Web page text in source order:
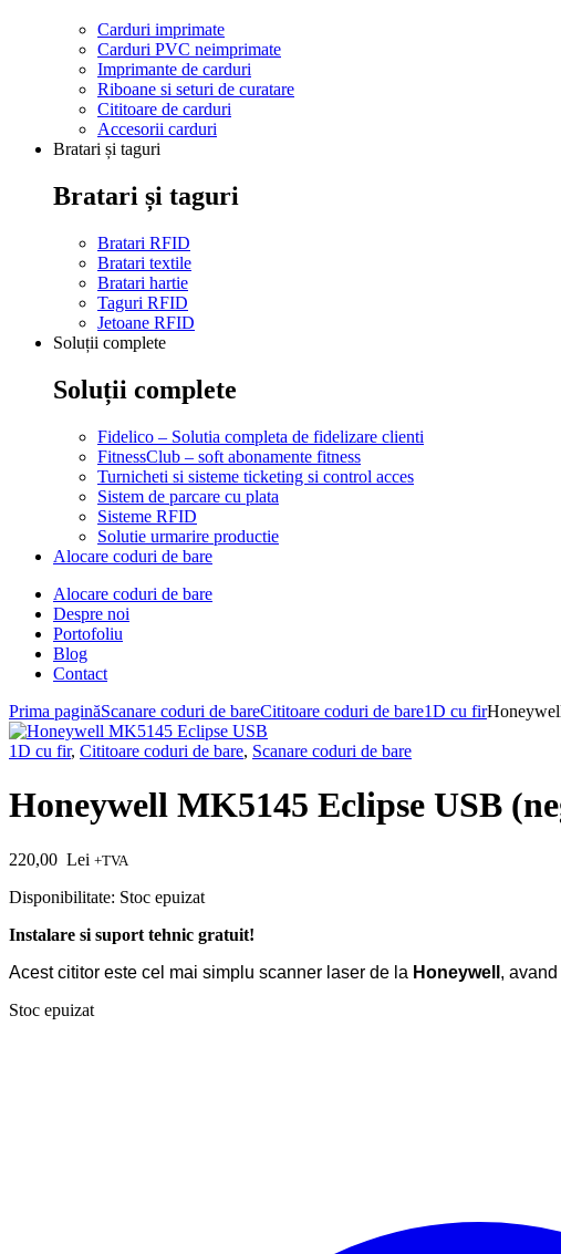
Carduri imprimate
Carduri PVC neimprimate
Imprimante de carduri
Riboane si seturi de curatare
Cititoare de carduri
Accesorii carduri
Bratari și taguri
Bratari și taguri
Bratari RFID
Bratari textile
Bratari hartie
Taguri RFID
Jetoane RFID
Soluții complete
Soluții complete
Fidelico – Solutia completa de fidelizare clienti
FitnessClub – soft abonamente fitness
Turnicheti si sisteme ticketing si control acces
Sistem de parcare cu plata
Sisteme RFID
Solutie urmarire productie
Alocare coduri de bare
Alocare coduri de bare
Despre noi
Portofoliu
Blog
Contact
Prima paginăScanare coduri de bareCititoare coduri de bare1D cu fir
1D cu fir, Cititoare coduri de bare, Scanare coduri de bare
Honeywell MK5145 Eclipse USB
220,00 Lei +TVA
Disponibilitate: Stoc epuizat
Instalare si suport tehnic gratuit!
Acest cititor este cel mai simplu scanner laser de la Honeywell ,
Stoc epuizat